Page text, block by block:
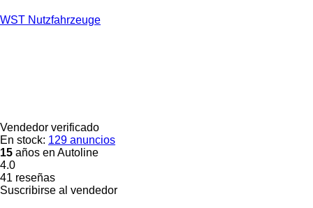
WST Nutzfahrzeuge
Vendedor verificado
En stock: 129 anuncios
15 años en Autoline
4.0
41 reseñas
Suscribirse al vendedor